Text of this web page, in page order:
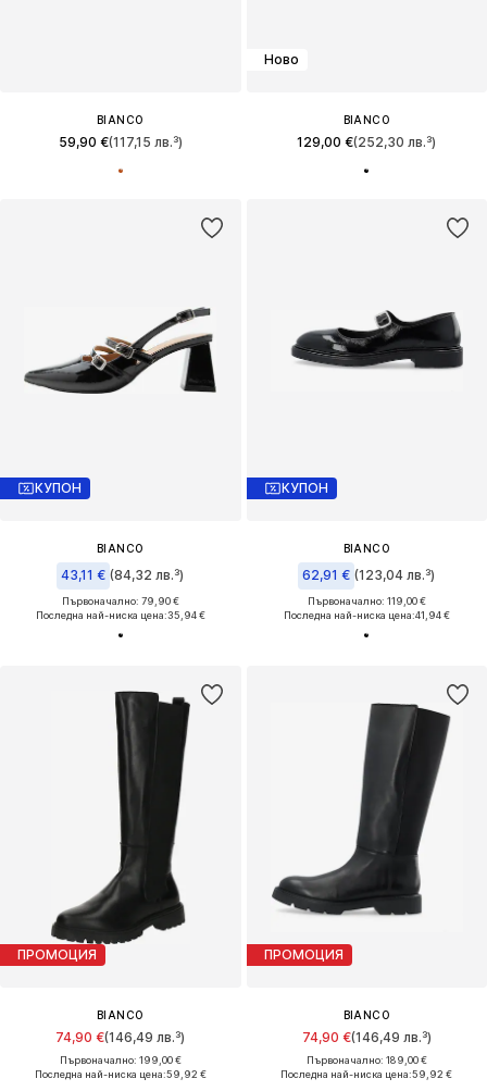
BIANCO
59,90 €(117,15 лв.³)
Ново
BIANCO
129,00 €(252,30 лв.³)
КУПОН
BIANCO
43,11 € (84,32 лв.³)
Първоначално: 79,90 €
Последна най-ниска цена:35,94 €
КУПОН
BIANCO
62,91 € (123,04 лв.³)
Първоначално: 119,00 €
Последна най-ниска цена:41,94 €
ПРОМОЦИЯ
BIANCO
74,90 €(146,49 лв.³)
Първоначално: 199,00 €
Последна най-ниска цена:59,92 €
ПРОМОЦИЯ
BIANCO
74,90 €(146,49 лв.³)
Първоначално: 189,00 €
Последна най-ниска цена:59,92 €